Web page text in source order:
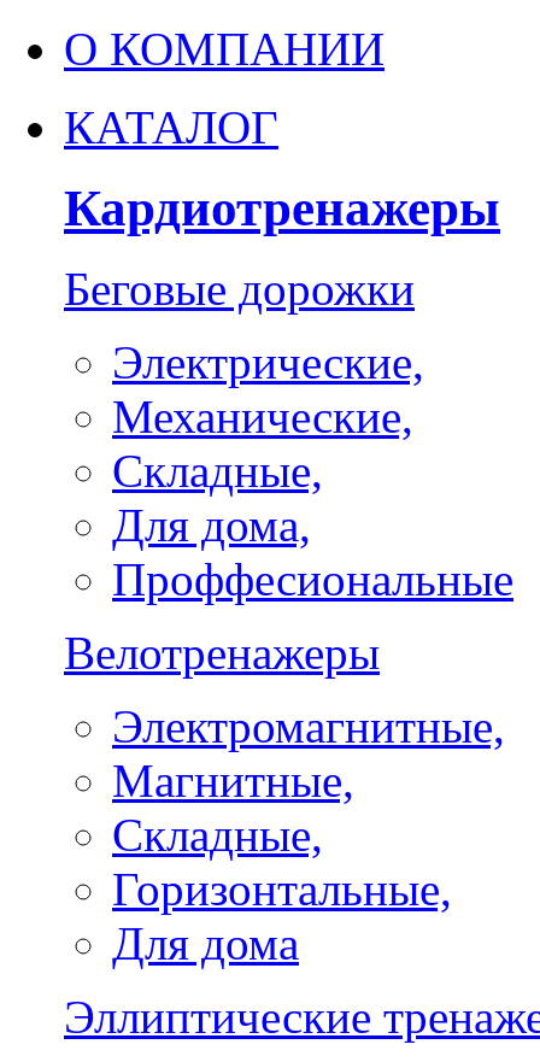
О КОМПАНИИ
КАТАЛОГ
Кардиотренажеры
Беговые дорожки
Электрические,
Механические,
Складные,
Для дома,
Проффесиональные
Велотренажеры
Электромагнитные,
Магнитные,
Складные,
Горизонтальные,
Для дома
Эллиптические